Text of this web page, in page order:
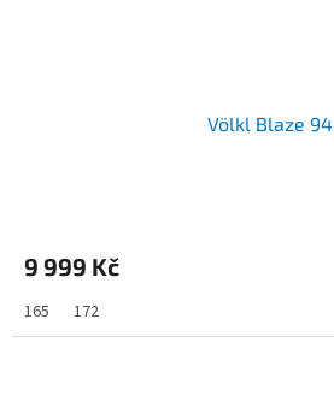
Völkl Blaze 94
9 999 Kč
165 172